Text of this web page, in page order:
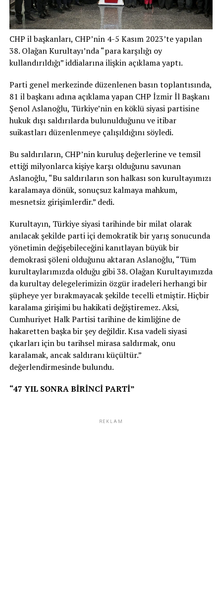
CHP il başkanları, CHP’nin 4-5 Kasım 2023’te yapılan
38. Olağan Kurultayı’nda “para karşılığı oy
kullandırıldığı” iddialarına ilişkin açıklama yaptı.
Parti genel merkezinde düzenlenen basın toplantısında,
81 il başkanı adına açıklama yapan CHP İzmir İl Başkanı
Şenol Aslanoğlu, Türkiye’nin en köklü siyasi partisine
hukuk dışı saldırılarda bulunulduğunu ve itibar
suikastları düzenlenmeye çalışıldığını söyledi.
Bu saldırıların, CHP’nin kuruluş değerlerine ve temsil
ettiği milyonlarca kişiye karşı olduğunu savunan
Aslanoğlu, “Bu saldırıların son halkası son kurultayımızı
karalamaya dönük, sonuçsuz kalmaya mahkum,
mesnetsiz girişimlerdir.” dedi.
Kurultayın, Türkiye siyasi tarihinde bir milat olarak
anılacak şekilde parti içi demokratik bir yarış sonucunda
yönetimin değişebileceğini kanıtlayan büyük bir
demokrasi şöleni olduğunu aktaran Aslanoğlu, “Tüm
kurultaylarımızda olduğu gibi 38. Olağan Kurultayımızda
da kurultay delegelerimizin özgür iradeleri herhangi bir
şüpheye yer bırakmayacak şekilde tecelli etmiştir. Hiçbir
karalama girişimi bu hakikati değiştiremez. Aksi,
Cumhuriyet Halk Partisi tarihine de kimliğine de
hakaretten başka bir şey değildir. Kısa vadeli siyasi
çıkarları için bu tarihsel mirasa saldırmak, onu
karalamak, ancak saldıranı küçültür.”
değerlendirmesinde bulundu.
“47 YIL SONRA BİRİNCİ PARTİ”
REKLAM